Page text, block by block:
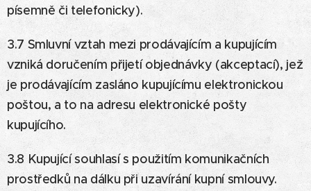
písemně či telefonicky).
3.7 Smluvní vztah mezi prodávajícím a kupujícím
vzniká doručením přijetí objednávky (akceptací), jež
je prodávajícím zasláno kupujícímu elektronickou
poštou, a to na adresu elektronické pošty
kupujícího.
3.8 Kupující souhlasí s použitím komunikačních
prostředků na dálku při uzavírání kupní smlouvy.